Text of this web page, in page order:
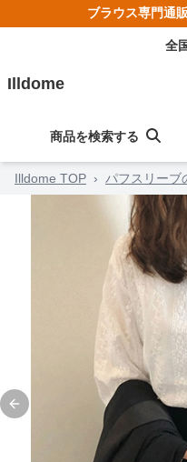
ブラウス専門通
全
Illdome
商品を検索する
Illdome TOP › パフスリーブ
Previous slide